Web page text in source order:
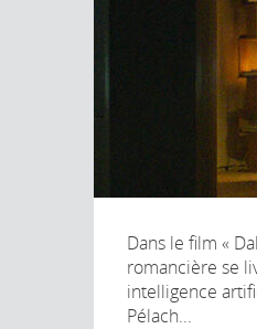
Dans le film «
romancière se
intelligence
Pélach...